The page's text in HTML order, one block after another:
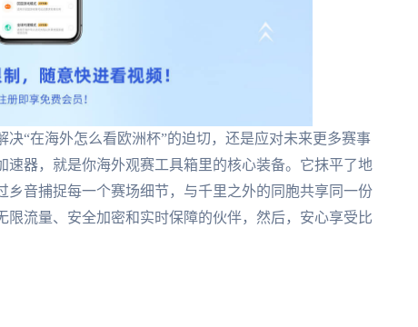
“在海外怎么看欧洲杯”的迫切，还是应对未来更多赛事
器，就是你海外观赛工具箱里的核心装备。它抹平了地
音捕捉每一个赛场细节，与千里之外的同胞共享同一份
流量、安全加密和实时保障的伙伴，然后，安心享受比